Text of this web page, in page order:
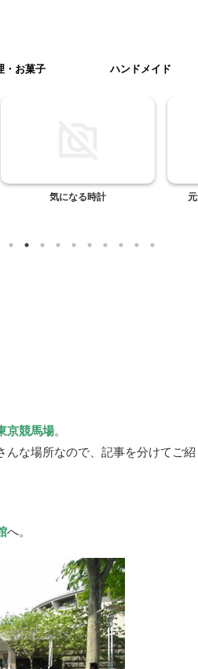
・お菓子 ハンドメイド
気になる時計 元気
京競馬場。
な場所なので、記事を分けてご紹
へ。